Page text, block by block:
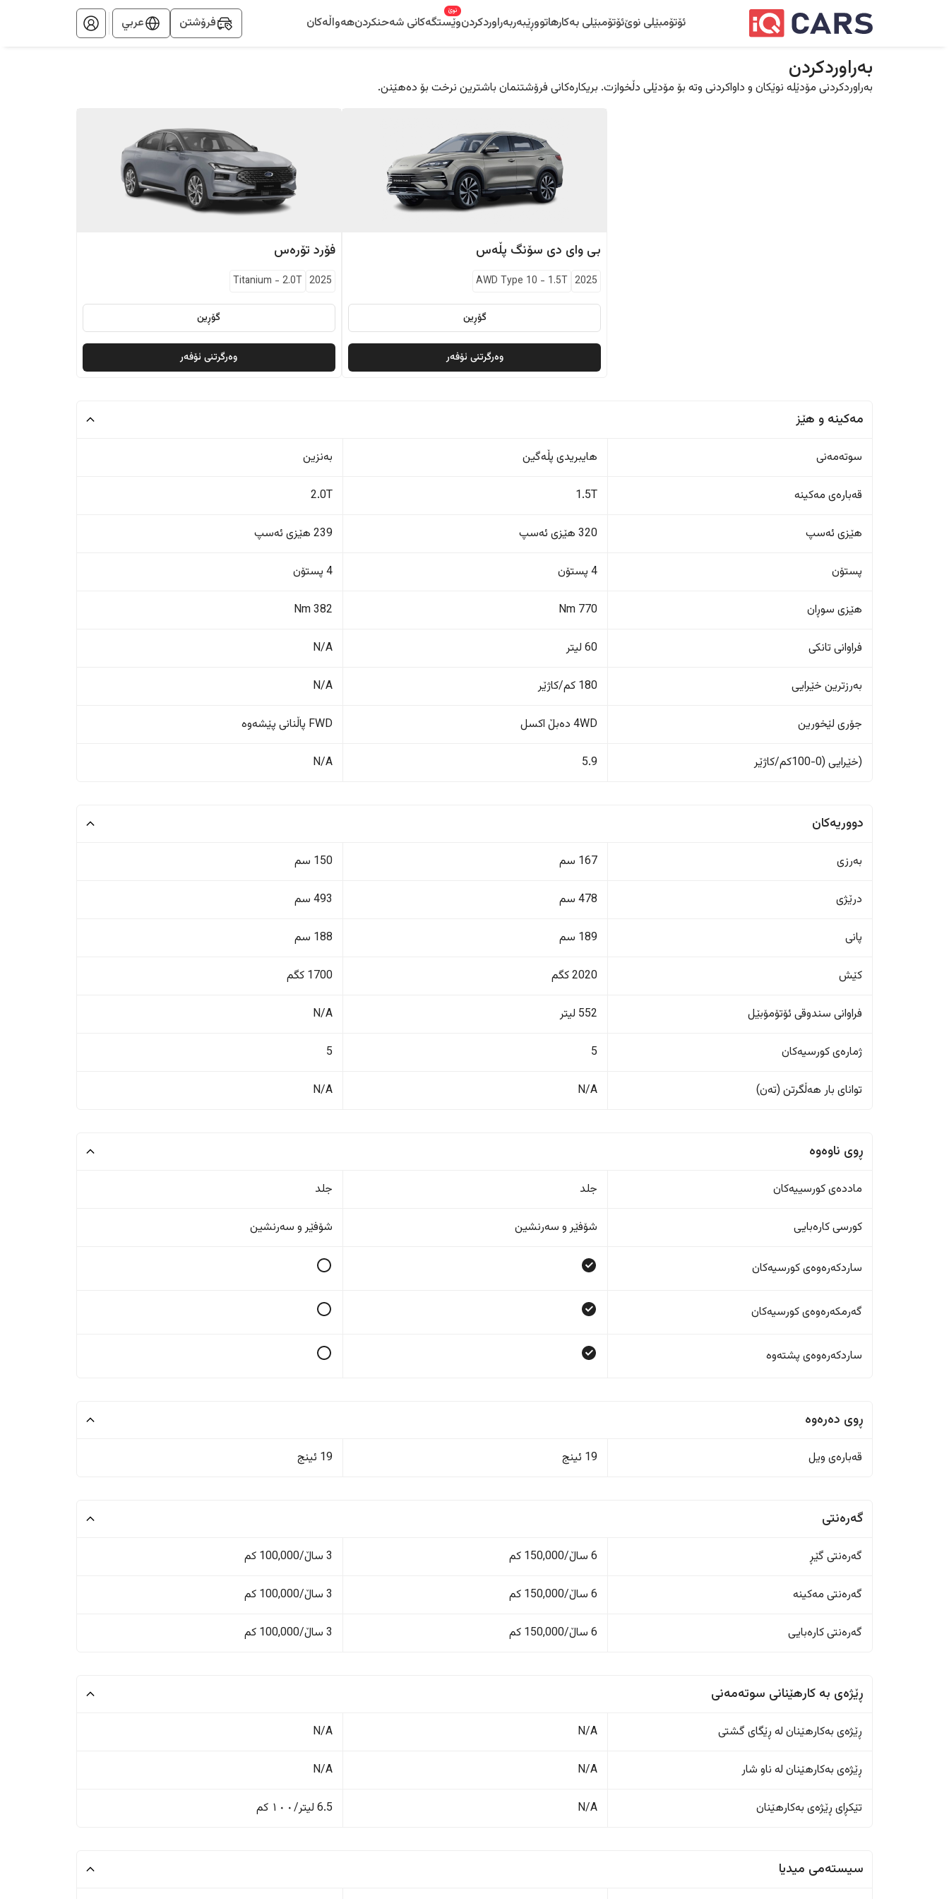
ئۆتۆمبێلی نوێئۆتۆمبێلی بەکارهاتووڕێبەربەراوردکردنوێستگەکانی شەحنکردن
نوێ
هەواڵەکان فرۆشتن عربي
بەراوردکردن
بەراوردکردنی مۆدێلە نوێکان و داواکردنی وتە بۆ مۆدێلی دڵخوازت. بریکارەکانی فرۆشتنمان باشترین نرخت بۆ دەهێنن.
بی وای دی سۆنگ پڵەس
2025
AWD Type 10 - 1.5T
گۆڕین
وەرگرتنی ئۆفەر
فۆرد تۆرەس
2025
Titanium - 2.0T
گۆڕین
وەرگرتنی ئۆفەر
مەکینە و هێز
سوتەمەنی هایبریدی پڵەگین بەنزین
قەبارەی مەکینە 1.5T
2.0T
هێزی ئەسپ 320 هێزی ئەسپ 239 هێزی ئەسپ
پستۆن 4 پستۆن 4 پستۆن
هێزی سوڕان 770 Nm
382 Nm
فراوانی تانکی 60 لیتر N/A
بەرزترین خێرایی 180 کم/کاژێر N/A
جۆری لێخورین 4WD دەبڵ اکسل FWD پاڵنانی پێشەوە
(خێرایی (0-100کم/کاژێر 5.9
N/A
دووریەکان
بەرزی 167 سم 150 سم
درێژی 478 سم 493 سم
پانی 189 سم 188 سم
کێش 2020 کگم 1700 کگم
فراوانی سندوقی ئۆتۆمۆبێل 552 لیتر N/A
ژمارەی کورسیەکان 5
5
تواناى بار هەڵگرتن (تەن) N/A
N/A
ڕوی ناوەوە
ماددەی کورسییەکان جلد جلد
کورسی کارەبایی شۆفێر و سەرنشین شۆفێر و سەرنشین
ساردکەرەوەی کورسیەکان
گەرمکەرەوەی کورسیەکان
ساردکەرەوەی پشتەوە
ڕوی دەرەوە
قەبارەی ویل 19 ئینج 19 ئینج
گەرەنتی
گەرەنتی گێڕ 6 ساڵ/150,000 کم 3 ساڵ/100,000 کم
گەرەنتی مەکینە 6 ساڵ/150,000 کم 3 ساڵ/100,000 کم
گەرەنتی کارەبایی 6 ساڵ/150,000 کم 3 ساڵ/100,000 کم
ڕێژەى به کارهێنانی سوتەمەنی
ڕێژەى بەکارهێنان له ڕێگای گشتی N/A
N/A
ڕێژەى بەکارهێنان له ناو شار N/A
N/A
تێکڕای ڕێژەى بەکارهێنان N/A 6.5 لیتر/١٠٠ کم
سیستەمی میدیا